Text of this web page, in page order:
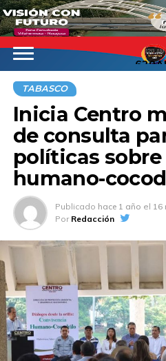
TABASCO
Inicia Centro
de consulta
políticas
humano-
Publicado hace 1 año el 16
Por Redacción